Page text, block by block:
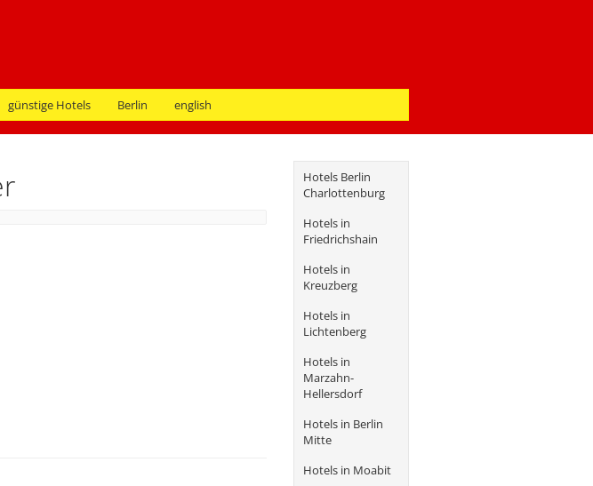
günstige Hotels Berlin english
Hotels Berlin
Charlottenburg
Hotels in
Friedrichshain
Hotels in
Kreuzberg
Hotels in
Lichtenberg
Hotels in
Marzahn-
Hellersdorf
Hotels in Berlin
Mitte
Hotels in Moabit